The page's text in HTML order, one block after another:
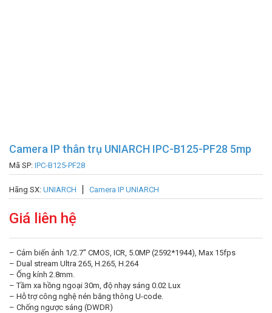
Camera IP thân trụ UNIARCH IPC-B125-PF28 5mp
Mã SP: IPC-B125-PF28
Hãng SX: UNIARCH Camera IP UNIARCH
Giá liên hệ
– Cảm biến ảnh 1/2.7″ CMOS, ICR, 5.0MP (2592*1944), Max 15fps
– Dual stream Ultra 265, H.265, H.264
– Ống kính 2.8mm.
– Tầm xa hồng ngoại 30m, độ nhạy sáng 0.02 Lux
– Hỗ trợ công nghệ nén băng thông U-code.
– Chống ngược sáng (DWDR)